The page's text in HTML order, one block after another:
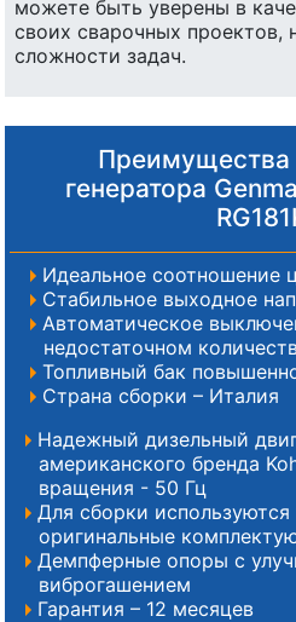
можете быть уверены в
своих сварочных проектов,
сложности задач.
Преимущества
генератора
Идеальное соотношение
Стабильное выходное
Автоматическое
недостаточном
Топливный бак
Страна сборки – Италия
Надежный дизельный
американского бренда
вращения - 50 Гц
Для сборки используются
оригинальные
Демпферные опоры с
виброгашением
Гарантия – 12 месяцев